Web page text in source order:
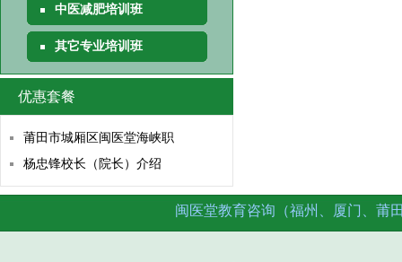
中医减肥培训班
其它专业培训班
优惠套餐
莆田市城厢区闽医堂海峡职
杨忠锋校长（院长）介绍
闽医堂教育咨询（福州、厦门、莆